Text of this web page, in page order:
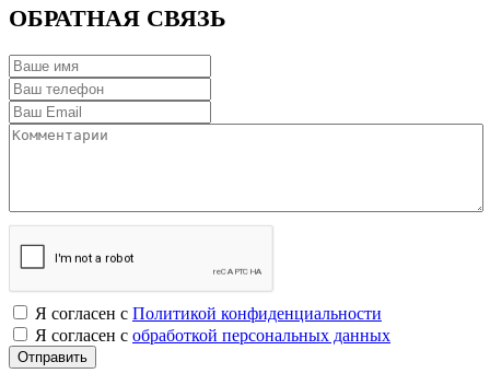
ОБРАТНАЯ СВЯЗЬ
Я согласен с Политикой конфиденциальности
Я согласен с обработкой персональных данных